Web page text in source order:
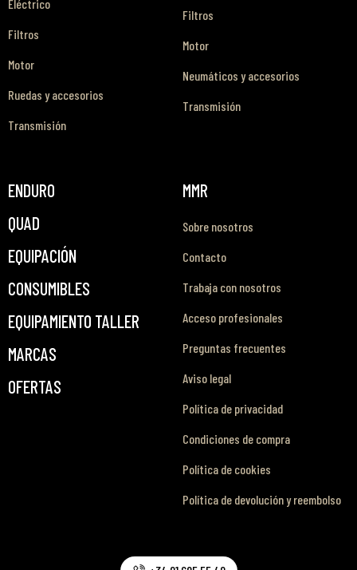
Eléctrico
Filtros
Motor
Ruedas y accesorios
Transmisión
Filtros
Motor
Neumáticos y accesorios
Transmisión
ENDURO
QUAD
EQUIPACIÓN
CONSUMIBLES
EQUIPAMIENTO TALLER
MARCAS
OFERTAS
MMR
Sobre nosotros
Contacto
Trabaja con nosotros
Acceso profesionales
Preguntas frecuentes
Aviso legal
Política de privacidad
Condiciones de compra
Política de cookies
Política de devolución y reembolso